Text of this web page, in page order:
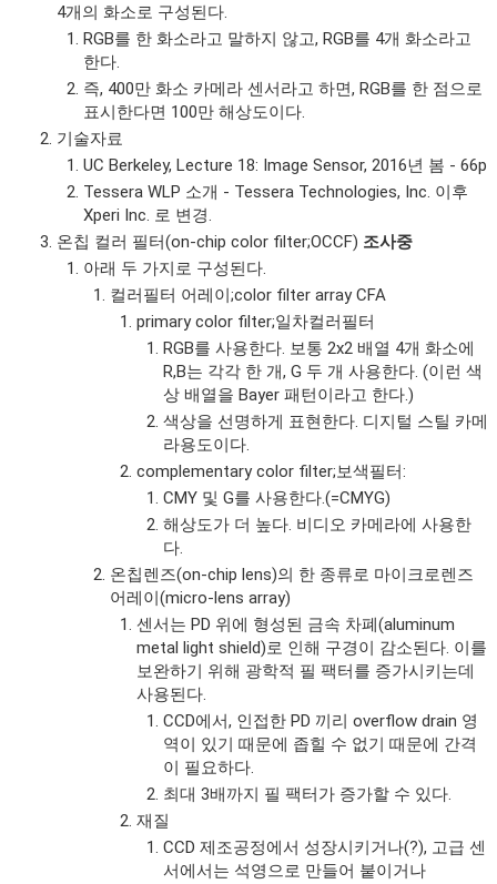
4개의 화소로 구성된다.
RGB를 한 화소라고 말하지 않고, RGB를 4개 화소라고
한다.
즉, 400만 화소 카메라 센서라고 하면, RGB를 한 점으로
표시한다면 100만 해상도이다.
기술자료
UC Berkeley, Lecture 18: Image Sensor, 2016년 봄 - 66p
Tessera WLP 소개 - Tessera Technologies, Inc. 이후
Xperi Inc. 로 변경.
온칩 컬러 필터(on-chip color filter;OCCF) 조사중
아래 두 가지로 구성된다.
컬러필터 어레이;color filter array CFA
primary color filter;일차컬러필터
RGB를 사용한다. 보통 2x2 배열 4개 화소에
R,B는 각각 한 개, G 두 개 사용한다. (이런 색
상 배열을 Bayer 패턴이라고 한다.)
색상을 선명하게 표현한다. 디지털 스틸 카메
라용도이다.
complementary color filter;보색필터:
CMY 및 G를 사용한다.(=CMYG)
해상도가 더 높다. 비디오 카메라에 사용한
다.
온칩렌즈(on-chip lens)의 한 종류로 마이크로렌즈
어레이(micro-lens array)
센서는 PD 위에 형성된 금속 차폐(aluminum
metal light shield)로 인해 구경이 감소된다. 이를
보완하기 위해 광학적 필 팩터를 증가시키는데
사용된다.
CCD에서, 인접한 PD 끼리 overflow drain 영
역이 있기 때문에 좁힐 수 없기 때문에 간격
이 필요하다.
최대 3배까지 필 팩터가 증가할 수 있다.
재질
CCD 제조공정에서 성장시키거나(?), 고급 센
서에서는 석영으로 만들어 붙이거나